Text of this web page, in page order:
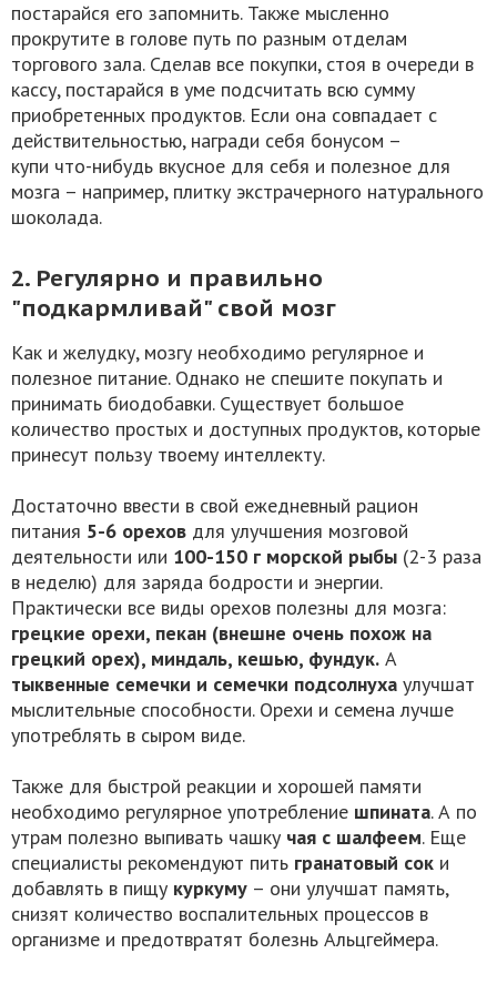
постарайся его запомнить. Также мысленно
прокрутите в голове путь по разным отделам
торгового зала. Сделав все покупки, стоя в очереди в
кассу, постарайся в уме подсчитать всю сумму
приобретенных продуктов. Если она совпадает с
действительностью, награди себя бонусом –
купи что-нибудь вкусное для себя и полезное для
мозга – например, плитку экстрачерного натурального
шоколада.
2. Регулярно и правильно
"подкармливай" свой мозг
Как и желудку, мозгу необходимо регулярное и
полезное питание. Однако не спешите покупать и
принимать биодобавки. Существует большое
количество простых и доступных продуктов, которые
принесут пользу твоему интеллекту.
Достаточно ввести в свой ежедневный рацион
питания 5-6 орехов для улучшения мозговой
деятельности или 100-150 г морской рыбы (2-3 раза
в неделю) для заряда бодрости и энергии.
Практически все виды орехов полезны для мозга:
грецкие орехи, пекан (внешне очень похож на
грецкий орех), миндаль, кешью, фундук. А
тыквенные семечки и семечки подсолнуха улучшат
мыслительные способности. Орехи и семена лучше
употреблять в сыром виде.
Также для быстрой реакции и хорошей памяти
необходимо регулярное употребление шпината. А по
утрам полезно выпивать чашку чая с шалфеем. Еще
специалисты рекомендуют пить гранатовый сок и
добавлять в пищу куркуму – они улучшат память,
снизят количество воспалительных процессов в
организме и предотвратят болезнь Альцгеймера.